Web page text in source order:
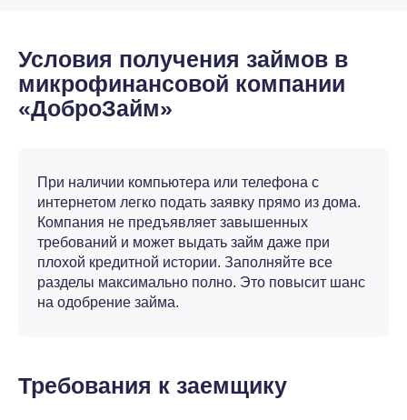
Условия получения займов в
микрофинансовой компании
«ДоброЗайм»
При наличии компьютера или телефона с
интернетом легко подать заявку прямо из дома.
Компания не предъявляет завышенных
требований и может выдать займ даже при
плохой кредитной истории. Заполняйте все
разделы максимально полно. Это повысит шанс
на одобрение займа.
Требования к заемщику